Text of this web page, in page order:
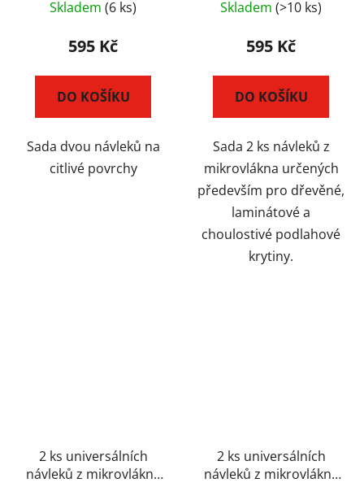
podlahy pro parní
LECOASPIRA
Skladem (6 ks)
595 Kč
DO KOŠÍKU
Sada dvou návleků na
citlivé povrchy
mikrovlákna pro parní
Skladem (>10 ks)
595 Kč
DO KOŠÍKU
Sada 2 ks návleků z
mikrovlákna určených
především pro dřevěné,
laminátové a
choulostivé podlahové
krytiny.
2 ks universálních
návleků z mikrovlákna
2 ks universálních
návleků z mikrovlákna